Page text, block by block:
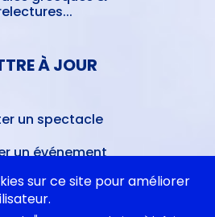
À JOUR
un spectacle
un événement
des artistes à
Macron
sur ce site pour améliorer